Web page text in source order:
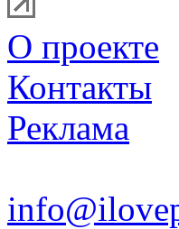
О проекте
Контакты
Реклама